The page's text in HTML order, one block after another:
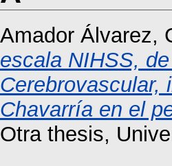
Amador Álvarez,
escala NIHSS,
Cerebrovascular,
Chavarría en el
Otra thesis,